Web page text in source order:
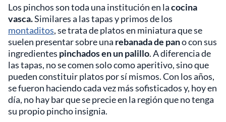
Los pinchos son toda una institución en lacocina
vasca.Similares a las tapas y primos de los
montaditos, se trata de platos en miniatura que se
suelen presentar sobre una rebanada de pano con sus
ingredientes pinchados en un palillo. A diferencia de
las tapas, no se comen solo como aperitivo, sino que
pueden constituir platos por sí mismos. Con los años,
se fueron haciendo cada vez más sofisticados y, hoy en
día, no hay bar que se precie en la región que no tenga
su propio pincho insignia.